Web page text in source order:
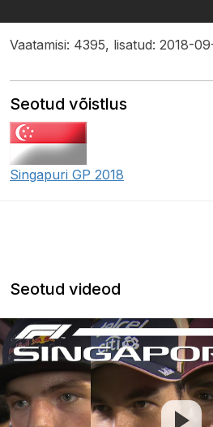
Vaatamisi: 4395, lisatud: 2018-
Seotud võistlus
Singapuri GP 2018
Seotud videod